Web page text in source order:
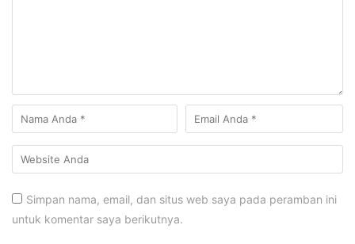
Simpan nama, email, dan situs web saya pada peramban ini
untuk komentar saya berikutnya.